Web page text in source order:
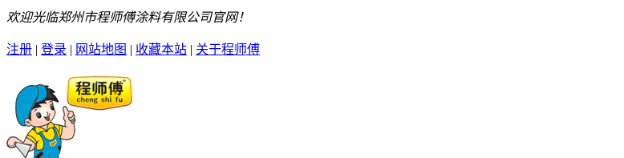
欢迎光临郑州市程师傅涂料有限公司官网！
注册 | 登录 | 网站地图 | 收藏本站 | 关于程师傅